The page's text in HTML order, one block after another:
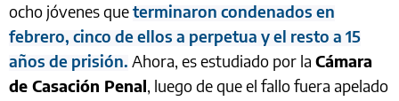
ocho jóvenes queterminaron condenados en
febrero, cinco de ellos a perpetua y el resto a 15
años de prisión. Ahora, es estudiado por la Cámara
de Casación Penal, luego de que el fallo fuera apelado